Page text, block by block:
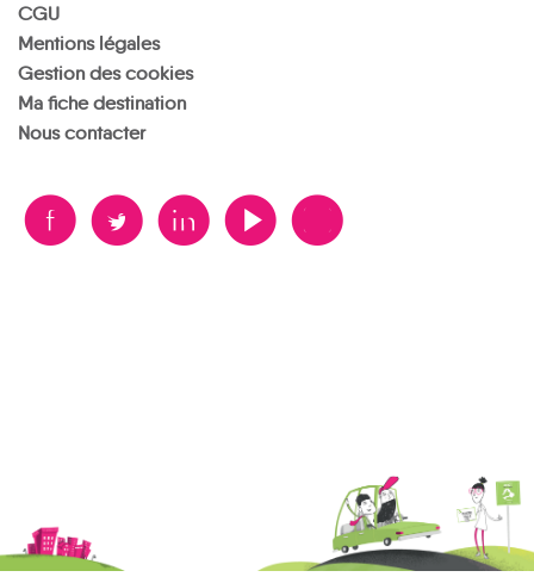
CGU
Mentions légales
Gestion des cookies
Ma fiche destination
Nous contacter
B A D F V